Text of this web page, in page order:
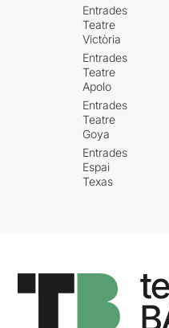
Entrades
Teatre
Victòria
Entrades
Teatre
Apolo
Entrades
Teatre
Goya
Entrades
Espai
Texas